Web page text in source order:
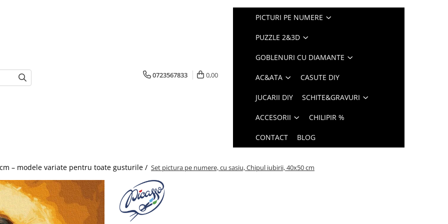
0723567833 0,00
PICTURI PE NUMERE
PUZZLE 2&3D
GOBLENURI CU DIAMANTE
AC&ATA CASUTE DIY
JUCARII DIY SCHITE&GRAVURI
ACCESORII CHILIPIR %
CONTACT BLOG
– modele variate pentru toate gusturile / Set pictura pe numere, cu sasiu, Chipul iubirii, 40x50 cm